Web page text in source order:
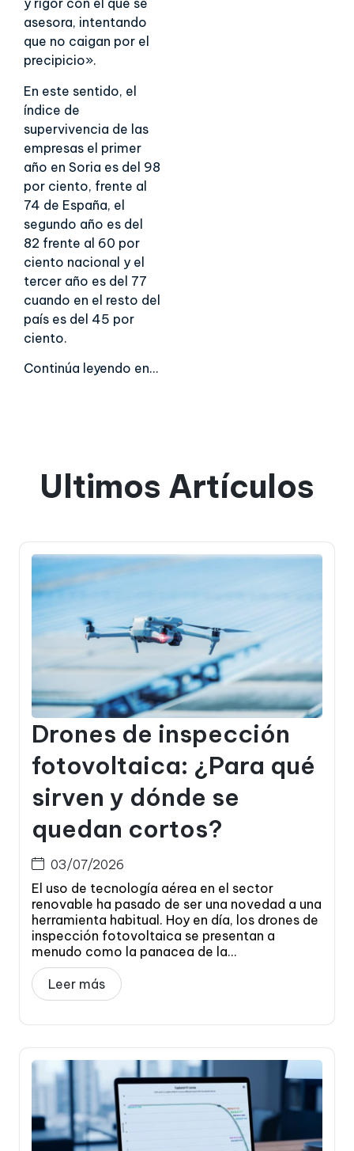
y rigor con el que se
asesora, intentando
que no caigan por el
precipicio».
En este sentido, el
índice de
supervivencia de las
empresas el primer
año en Soria es del 98
por ciento, frente al
74 de España, el
segundo año es del
82 frente al 60 por
ciento nacional y el
tercer año es del 77
cuando en el resto del
país es del 45 por
ciento.
Continúa leyendo en…
Ultimos Artículos
Drones de inspección
fotovoltaica: ¿Para qué
sirven y dónde se
quedan cortos?
03/07/2026
El uso de tecnología aérea en el sector
renovable ha pasado de ser una novedad a una
herramienta habitual. Hoy en día, los drones de
inspección fotovoltaica se presentan a
menudo como la panacea de la...
Leer más